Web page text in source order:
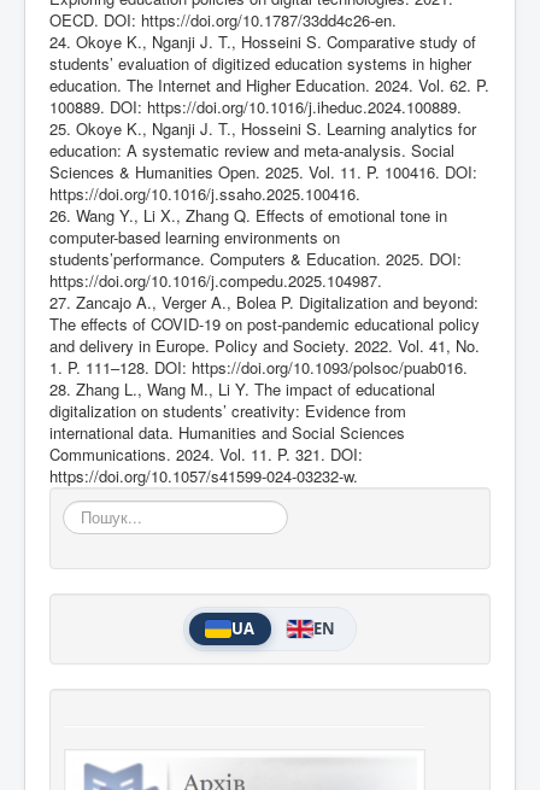
OECD. DOI: https://doi.org/10.1787/33dd4c26-en.
24. Okoye K., Nganji J. T., Hosseini S. Comparative study of
students’ evaluation of digitized education systems in higher
education. The Internet and Higher Education. 2024. Vol. 62. P.
100889. DOI: https://doi.org/10.1016/j.iheduc.2024.100889.
25. Okoye K., Nganji J. T., Hosseini S. Learning analytics for
education: A systematic review and meta-analysis. Social
Sciences & Humanities Open. 2025. Vol. 11. P. 100416. DOI:
https://doi.org/10.1016/j.ssaho.2025.100416.
26. Wang Y., Li X., Zhang Q. Effects of emotional tone in
computer-based learning environments on
students’performance. Computers & Education. 2025. DOI:
https://doi.org/10.1016/j.compedu.2025.104987.
27. Zancajo A., Verger A., Bolea P. Digitalization and beyond:
The effects of COVID-19 on post-pandemic educational policy
and delivery in Europe. Policy and Society. 2022. Vol. 41, No.
1. P. 111–128. DOI: https://doi.org/10.1093/polsoc/puab016.
28. Zhang L., Wang M., Li Y. The impact of educational
digitalization on students’ creativity: Evidence from
international data. Humanities and Social Sciences
Communications. 2024. Vol. 11. P. 321. DOI:
https://doi.org/10.1057/s41599-024-03232-w.
Пошук...
UA EN